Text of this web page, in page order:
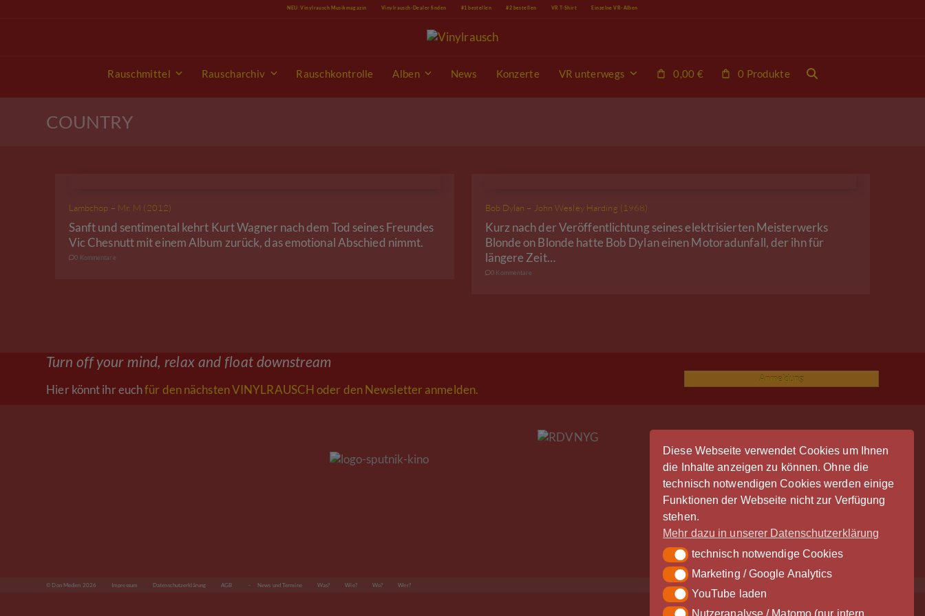
Diese Webseite verwendet Cookies um Ihnen
die Inhalte anzeigen zu können. Ohne die
technisch notwendigen Cookies werden einige
Funktionen der Webseite nicht zur Verfügung
stehen.
Mehr dazu in unserer Datenschutzerklärung
technisch notwendige Cookies
technisch notwendige Cookies
Marketing / Google Analytics
Marketing / Google Analytics
YouTube laden
YouTube laden
Nutzeranalyse / Matomo (nur intern
NEU: Vinylrausch Musikmagazin Vinylrausch-Dealer finden #1 bestellen #2 bestellen VR T-Shirt Einzelne VR-Alben
Rauschmittel Rauscharchiv Rauschkontrolle Alben News Konzerte VR unterwegs 0,00 € 0 Produkte
COUNTRY
Lambchop – Mr. M (2012)
Sanft und sentimental kehrt Kurt Wagner nach dem Tod seines Freundes
Vic Chesnutt mit einem Album zurück, das emotional Abschied nimmt.
0 Kommentare
Bob Dylan – John Wesley Harding (1968)
Kurz nach der Veröffentlichtung seines elektrisierten Meisterwerks
Blonde on Blonde hatte Bob Dylan einen Motoradunfall, der ihn für
längere Zeit…
0 Kommentare
Turn off your mind, relax and float downstream
Hier könnt ihr euchfür den nächsten VINYLRAUSCH oder den Newsletter anmelden.
Anmeldung
Der Vinylrausch wäre nicht möglich
ohne die großzügige Unterstützung
durch unsere Partner - vielen Dank!
© Don Medien 2026 Impressum Datenschutzerklärung AGB – News und Termine Was? Wie? Wo? Wer?